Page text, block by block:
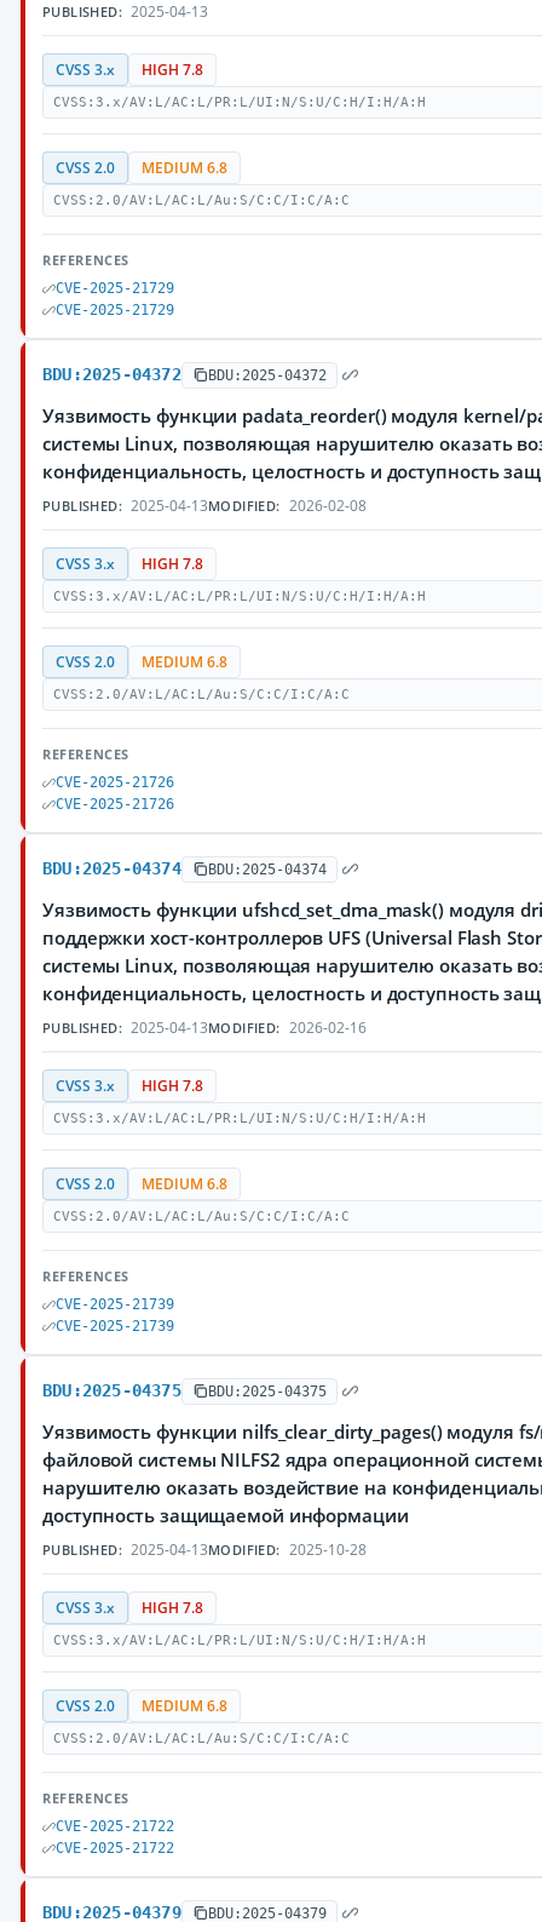
PUBLISHED: 2025-04-13
CVSS 3.x HIGH 7.8
CVSS:3.x/AV:L/AC:L/PR:L/UI:N/S:U/C:H/I:H/A:H
CVSS 2.0 MEDIUM 6.8
CVSS:2.0/AV:L/AC:L/Au:S/C:C/I:C/A:C
REFERENCES
CVE-2025-21729
CVE-2025-21729
BDU:2025-04372 BDU:2025-04372
Уязвимость функции padata_reorder() модуля kernel/
системы Linux, позволяющая нарушителю оказать
конфиденциальность, целостность и доступность
PUBLISHED: 2025-04-13MODIFIED: 2026-02-08
CVSS 3.x HIGH 7.8
CVSS:3.x/AV:L/AC:L/PR:L/UI:N/S:U/C:H/I:H/A:H
CVSS 2.0 MEDIUM 6.8
CVSS:2.0/AV:L/AC:L/Au:S/C:C/I:C/A:C
REFERENCES
CVE-2025-21726
CVE-2025-21726
BDU:2025-04374 BDU:2025-04374
Уязвимость функции ufshcd_set_dma_mask() модуля
поддержки хост-контроллеров UFS (Universal Flash
системы Linux, позволяющая нарушителю оказать
конфиденциальность, целостность и доступность
PUBLISHED: 2025-04-13MODIFIED: 2026-02-16
CVSS 3.x HIGH 7.8
CVSS:3.x/AV:L/AC:L/PR:L/UI:N/S:U/C:H/I:H/A:H
CVSS 2.0 MEDIUM 6.8
CVSS:2.0/AV:L/AC:L/Au:S/C:C/I:C/A:C
REFERENCES
CVE-2025-21739
CVE-2025-21739
BDU:2025-04375 BDU:2025-04375
Уязвимость функции nilfs_clear_dirty_pages() модуля
файловой системы NILFS2 ядра операционной
нарушителю оказать воздействие на
доступность защищаемой информации
PUBLISHED: 2025-04-13MODIFIED: 2025-10-28
CVSS 3.x HIGH 7.8
CVSS:3.x/AV:L/AC:L/PR:L/UI:N/S:U/C:H/I:H/A:H
CVSS 2.0 MEDIUM 6.8
CVSS:2.0/AV:L/AC:L/Au:S/C:C/I:C/A:C
REFERENCES
CVE-2025-21722
CVE-2025-21722
BDU:2025-04379 BDU:2025-04379